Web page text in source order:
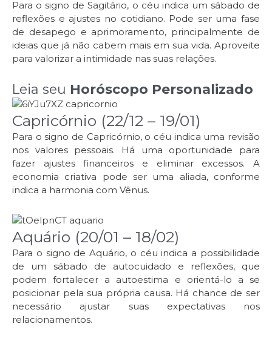
Para o signo de Sagitário, o céu indica um sábado de
reflexões e ajustes no cotidiano. Pode ser uma fase
de desapego e aprimoramento, principalmente de
ideias que já não cabem mais em sua vida. Aproveite
para valorizar a intimidade nas suas relações.
Leia seu Horóscopo Personalizado
Capricórnio (22/12 – 19/01)
Para o signo de Capricórnio, o céu indica uma revisão
nos valores pessoais. Há uma oportunidade para
fazer ajustes financeiros e eliminar excessos. A
economia criativa pode ser uma aliada, conforme
indica a harmonia com Vênus.
Aquário (20/01 – 18/02)
Para o signo de Aquário, o céu indica a possibilidade
de um sábado de autocuidado e reflexões, que
podem fortalecer a autoestima e orientá-lo a se
posicionar pela sua própria causa. Há chance de ser
necessário ajustar suas expectativas nos
relacionamentos.